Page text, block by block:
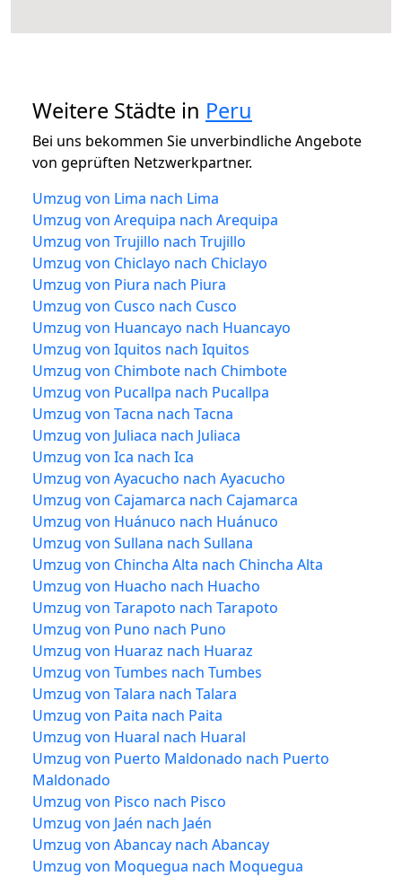
Weitere Städte in Peru
Bei uns bekommen Sie unverbindliche Angebote
von geprüften Netzwerkpartner.
Umzug von Lima nach Lima
Umzug von Arequipa nach Arequipa
Umzug von Trujillo nach Trujillo
Umzug von Chiclayo nach Chiclayo
Umzug von Piura nach Piura
Umzug von Cusco nach Cusco
Umzug von Huancayo nach Huancayo
Umzug von Iquitos nach Iquitos
Umzug von Chimbote nach Chimbote
Umzug von Pucallpa nach Pucallpa
Umzug von Tacna nach Tacna
Umzug von Juliaca nach Juliaca
Umzug von Ica nach Ica
Umzug von Ayacucho nach Ayacucho
Umzug von Cajamarca nach Cajamarca
Umzug von Huánuco nach Huánuco
Umzug von Sullana nach Sullana
Umzug von Chincha Alta nach Chincha Alta
Umzug von Huacho nach Huacho
Umzug von Tarapoto nach Tarapoto
Umzug von Puno nach Puno
Umzug von Huaraz nach Huaraz
Umzug von Tumbes nach Tumbes
Umzug von Talara nach Talara
Umzug von Paita nach Paita
Umzug von Huaral nach Huaral
Umzug von Puerto Maldonado nach Puerto
Maldonado
Umzug von Pisco nach Pisco
Umzug von Jaén nach Jaén
Umzug von Abancay nach Abancay
Umzug von Moquegua nach Moquegua